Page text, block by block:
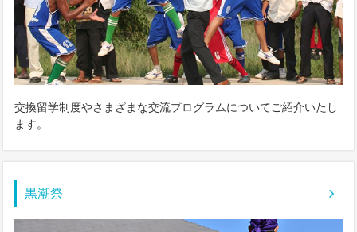
交換留学制度やさまざまな交流プログラムについてご紹介いたし
ます。
黒潮祭